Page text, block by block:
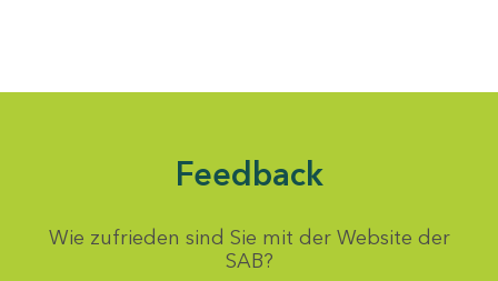
Feedback
Wie zufrieden sind Sie mit der Website der
SAB?